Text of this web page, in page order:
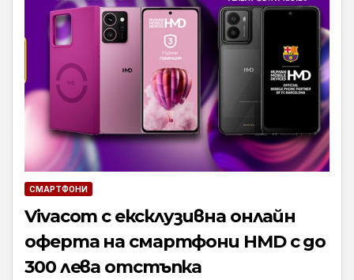
СМАРТФОНИ
Vivacom с ексклузивна онлайн
оферта на смартфони HMD с до
300 лева отстъпка